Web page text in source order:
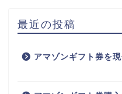
最近の投稿
アマゾンギフト券を